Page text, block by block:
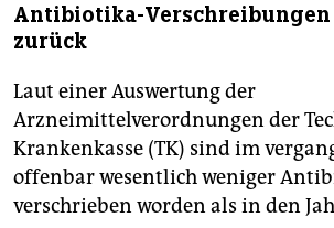
Antibiotika-Verschreibungen
zurück
Laut einer Auswertung der
Arzneimittelverordnungen der
Krankenkasse (TK) sind im
offenbar wesentlich weniger
verschrieben worden als in den